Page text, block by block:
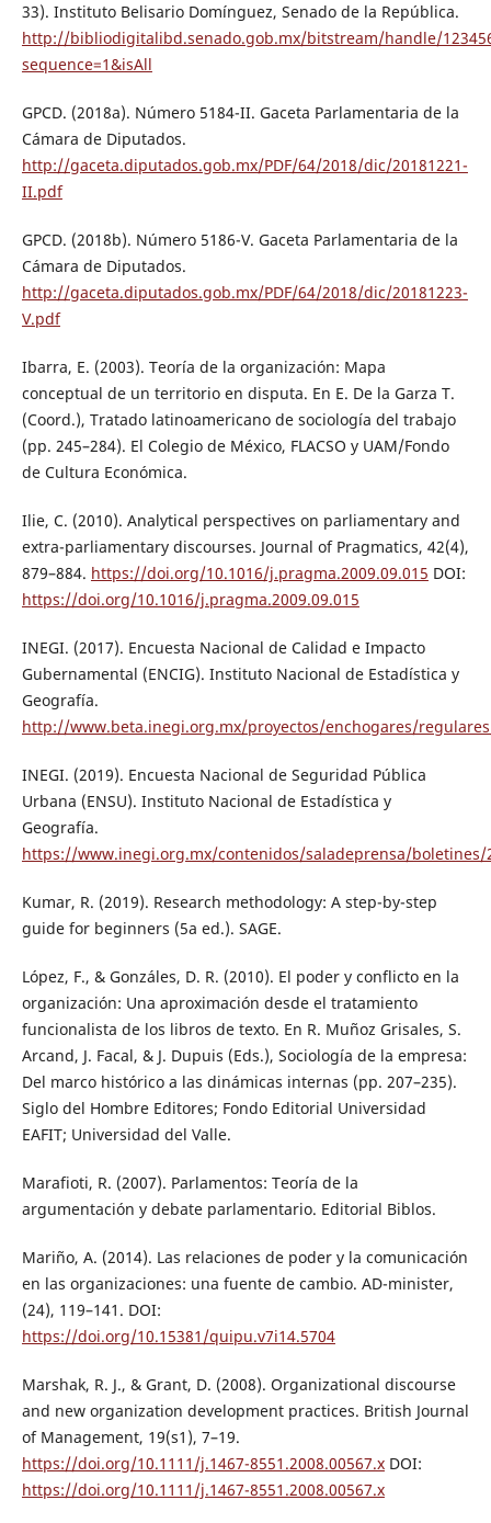
33). Instituto Belisario Domínguez, Senado de la República.
http://bibliodigitalibd.senado.gob.mx/bitstream/handle/
sequence=1&isAll
GPCD. (2018a). Número 5184-II. Gaceta Parlamentaria de la
Cámara de Diputados.
http://gaceta.diputados.gob.mx/PDF/64/2018/dic/20181221-
II.pdf
GPCD. (2018b). Número 5186-V. Gaceta Parlamentaria de la
Cámara de Diputados.
http://gaceta.diputados.gob.mx/PDF/64/2018/dic/20181223-
V.pdf
Ibarra, E. (2003). Teoría de la organización: Mapa
conceptual de un territorio en disputa. En E. De la Garza T.
(Coord.), Tratado latinoamericano de sociología del trabajo
(pp. 245–284). El Colegio de México, FLACSO y UAM/Fondo
de Cultura Económica.
Ilie, C. (2010). Analytical perspectives on parliamentary and
extra-parliamentary discourses. Journal of Pragmatics, 42(4),
879–884. https://doi.org/10.1016/j.pragma.2009.09.015 DOI:
https://doi.org/10.1016/j.pragma.2009.09.015
INEGI. (2017). Encuesta Nacional de Calidad e Impacto
Gubernamental (ENCIG). Instituto Nacional de Estadística y
Geografía.
http://www.beta.inegi.org.mx/proyectos/enchogares/
INEGI. (2019). Encuesta Nacional de Seguridad Pública
Urbana (ENSU). Instituto Nacional de Estadística y
Geografía.
https://www.inegi.org.mx/contenidos/saladeprensa/boletines/
Kumar, R. (2019). Research methodology: A step-by-step
guide for beginners (5a ed.). SAGE.
López, F., & Gonzáles, D. R. (2010). El poder y conflicto en la
organización: Una aproximación desde el tratamiento
funcionalista de los libros de texto. En R. Muñoz Grisales, S.
Arcand, J. Facal, & J. Dupuis (Eds.), Sociología de la empresa:
Del marco histórico a las dinámicas internas (pp. 207–235).
Siglo del Hombre Editores; Fondo Editorial Universidad
EAFIT; Universidad del Valle.
Marafioti, R. (2007). Parlamentos: Teoría de la
argumentación y debate parlamentario. Editorial Biblos.
Mariño, A. (2014). Las relaciones de poder y la comunicación
en las organizaciones: una fuente de cambio. AD-minister,
(24), 119–141. DOI:
https://doi.org/10.15381/quipu.v7i14.5704
Marshak, R. J., & Grant, D. (2008). Organizational discourse
and new organization development practices. British Journal
of Management, 19(s1), 7–19.
https://doi.org/10.1111/j.1467-8551.2008.00567.xDOI:
https://doi.org/10.1111/j.1467-8551.2008.00567.x